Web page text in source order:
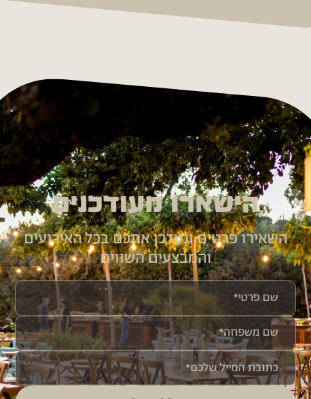
הישארו מעודכנים
השאירו פרטים ונעדכן אתכם בכל האירועים
והמבצעים השווים